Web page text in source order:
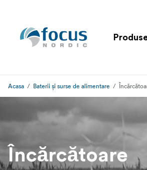
Acasa Baterii și surse de alimentare
Încărcătoare